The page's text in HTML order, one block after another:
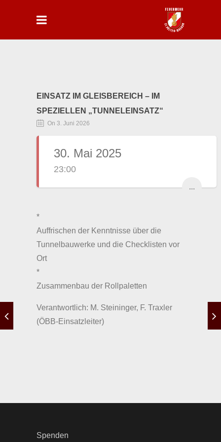
EINSATZ IM GLEISBEREICH – IM
SPEZIELLEN „TUNNELEINSATZ“
On 3. Juni 2026
30. Mai 2025
23:00
...
*
Auffrischen der Kenntnisse über die
Tunnelbauwerke und die Checklisten vor
Ort
*
Zusammenbau der Rollpaletten
Verantwortlich: M. Steininger, F. Traxler
(ÖBB-Einsatzleiter)
Spenden